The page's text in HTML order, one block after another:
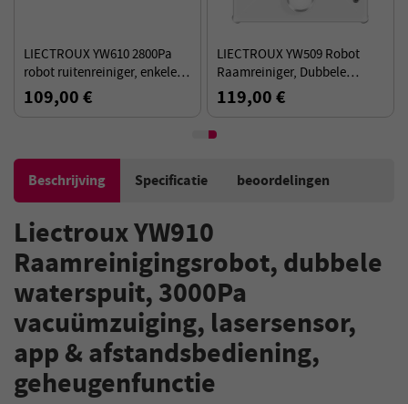
LIECTROUX YW610 2800Pa
robot ruitenreiniger, enkele
watersproeier, 30ml
watertank, grensdetectie
109,00 €
LIECTROUX YW509 Robot
Raamreiniger, Dubbele
Watertank, 3000Pa
Zuigkracht, Slimme
119,00 €
Beschrijving Specificatie beoordelingen
Liectroux YW910
Raamreinigingsrobot, dubbele
waterspuit, 3000Pa
vacuümzuiging, lasersensor,
app & afstandsbediening,
geheugenfunctie